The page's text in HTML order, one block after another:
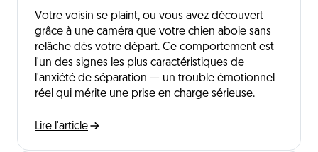
Votre voisin se plaint, ou vous avez découvert
grâce à une caméra que votre chien aboie sans
relâche dès votre départ. Ce comportement est
l'un des signes les plus caractéristiques de
l'anxiété de séparation — un trouble émotionnel
réel qui mérite une prise en charge sérieuse.
Lire l'article